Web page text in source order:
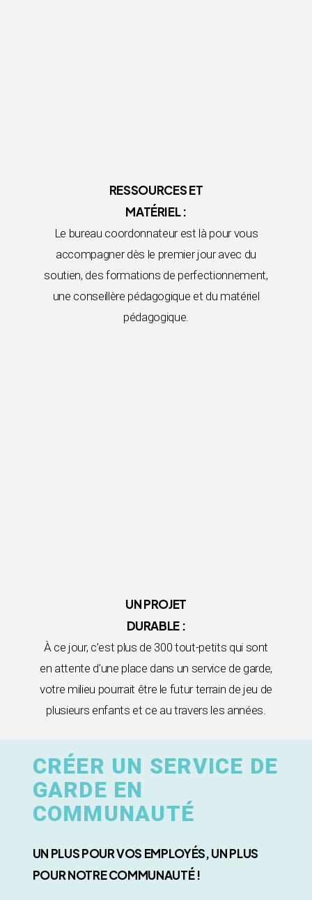
RESSOURCES ET
MATÉRIEL :
Le bureau coordonnateur est là pour vous
accompagner dès le premier jour avec du
soutien, des formations de perfectionnement,
une conseillère pédagogique et du matériel
pédagogique.
UN PROJET
DURABLE :
À ce jour, c’est plus de 300 tout-petits qui sont
en attente d’une place dans un service de garde,
votre milieu pourrait être le futur terrain de jeu de
plusieurs enfants et ce au travers les années.
CRÉER UN SERVICE DE
GARDE EN
COMMUNAUTÉ
UN PLUS POUR VOS EMPLOYÉS, UN PLUS
POUR NOTRE COMMUNAUTÉ !